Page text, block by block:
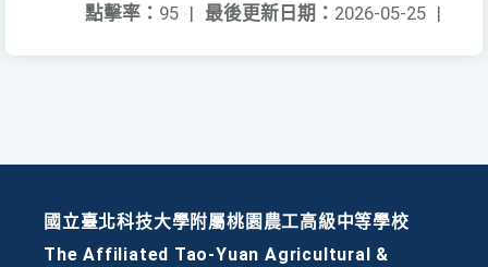
最後更新日期： 2026-05-25 |
點擊率： 95 |
國立臺北科技大學附屬桃園農工高級中等學校
The Affiliated Tao-Yuan Agricultural &